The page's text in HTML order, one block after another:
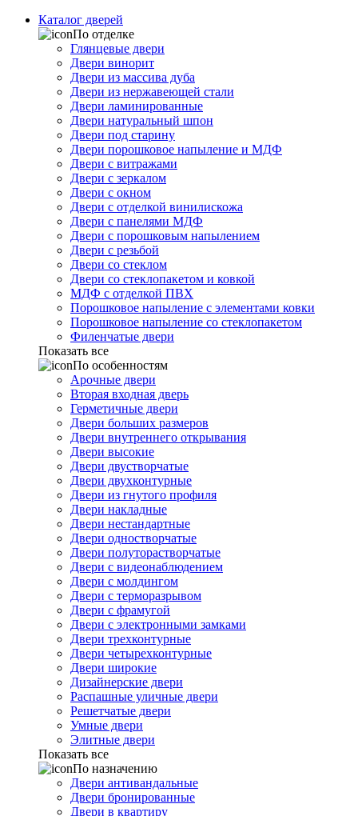
Каталог дверей
По отделке
Глянцевые двери
Двери винорит
Двери из массива дуба
Двери из нержавеющей стали
Двери ламинированные
Двери натуральный шпон
Двери под старину
Двери порошковое напыление и МДФ
Двери с витражами
Двери с зеркалом
Двери с окном
Двери с отделкой винилискожа
Двери с панелями МДФ
Двери с порошковым напылением
Двери с резьбой
Двери со стеклом
Двери со стеклопакетом и ковкой
МДФ с отделкой ПВХ
Порошковое напыление с элементами ковки
Порошковое напыление со стеклопакетом
Филенчатые двери
Показать все
По особенностям
Арочные двери
Вторая входная дверь
Герметичные двери
Двери больших размеров
Двери внутреннего открывания
Двери высокие
Двери двустворчатые
Двери двухконтурные
Двери из гнутого профиля
Двери накладные
Двери нестандартные
Двери одностворчатые
Двери полуторастворчатые
Двери с видеонаблюдением
Двери с молдингом
Двери с терморазрывом
Двери с фрамугой
Двери с электронными замками
Двери трехконтурные
Двери четырехконтурные
Двери широкие
Дизайнерские двери
Распашные уличные двери
Решетчатые двери
Умные двери
Элитные двери
Показать все
По назначению
Двери антивандальные
Двери бронированные
Двери в квартиру